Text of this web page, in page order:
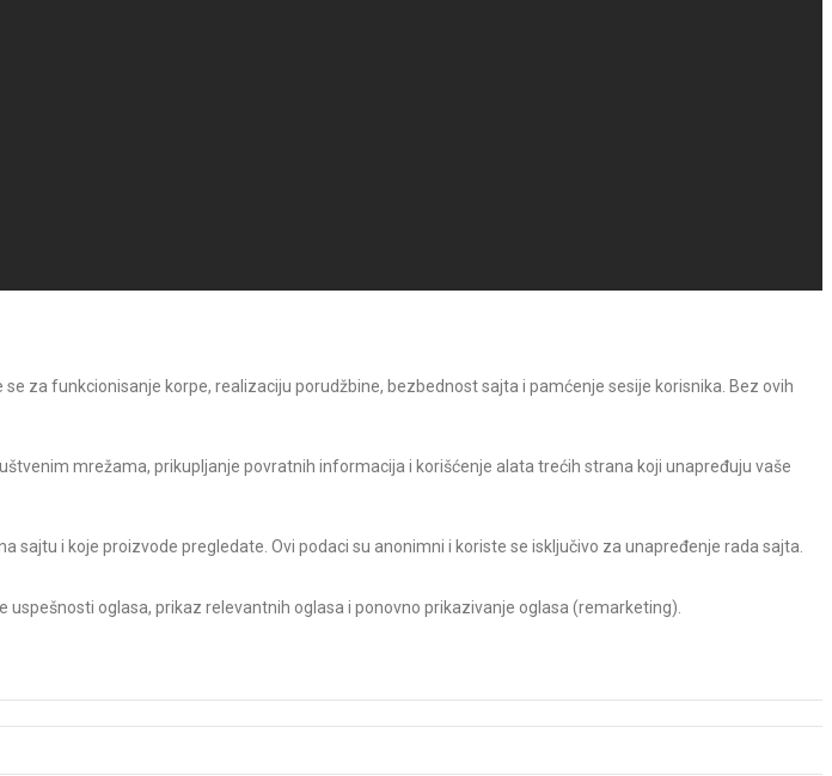
za funkcionisanje korpe, realizaciju porudžbine, bezbednost sajta i pamćenje sesije korisnika. Bez ovih
mrežama, prikupljanje povratnih informacija i korišćenje alata trećih strana koji unapređuju vaše
i koje proizvode pregledate. Ovi podaci su anonimni i koriste se isključivo za unapređenje rada sajta.
oglasa, prikaz relevantnih oglasa i ponovno prikazivanje oglasa (remarketing).